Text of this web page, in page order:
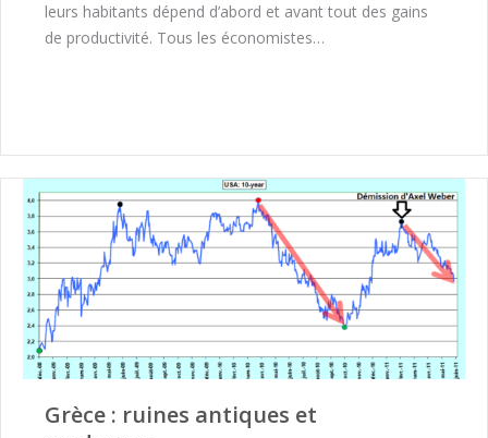
leurs habitants dépend d’abord et avant tout des gains
de productivité. Tous les économistes…
Grèce : ruines antiques et